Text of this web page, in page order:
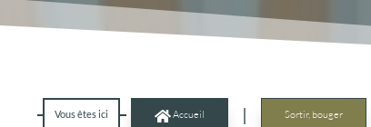
Vous êtes ici Accueil | Sortir, bouger